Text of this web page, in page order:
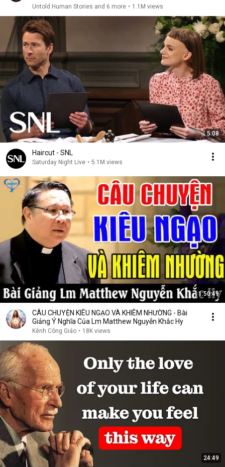
Untold Human Stories and 6 more • 1.1M views
5:08
Haircut - SNL
Saturday Night Live • 5.1M views
1:50:49
CÂU CHUYỆN KIÊU NGẠO VÀ KHIÊM NHƯỜNG - Bài
Giảng Ý Nghĩa Của Lm Matthew Nguyễn Khắc Hy
Kênh Công Giáo • 18K views
24:49